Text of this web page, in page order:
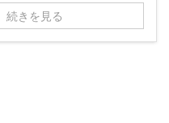
続きを見る